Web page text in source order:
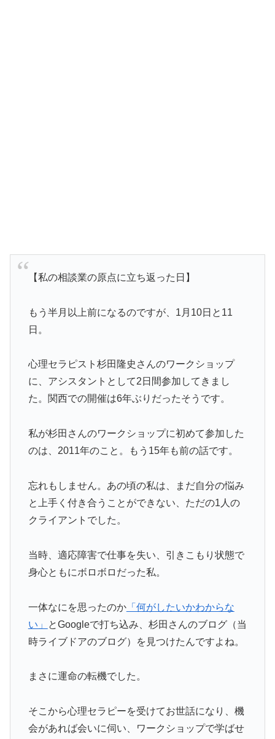
【私の相談業の原点に立ち返った日】
もう半月以上前になるのですが、1月10日と11
日。
心理セラピスト杉田隆史さんのワークショップ
に、アシスタントとして2日間参加してきまし
た。関西での開催は6年ぶりだったそうです。
私が杉田さんのワークショップに初めて参加した
のは、2011年のこと。もう15年も前の話です。
忘れもしません。あの頃の私は、まだ自分の悩み
と上手く付き合うことができない、ただの1人の
クライアントでした。
当時、適応障害で仕事を失い、引きこもり状態で
身心ともにボロボロだった私。
一体なにを思ったのか「何がしたいかわからな
い」
とGoogleで打ち込み、杉田さんのブログ（当
時ライブドアのブログ）を見つけたんですよね。
まさに運命の転機でした。
そこから心理セラピーを受けてお世話になり、機
会があれば会いに伺い、ワークショップで学ばせ